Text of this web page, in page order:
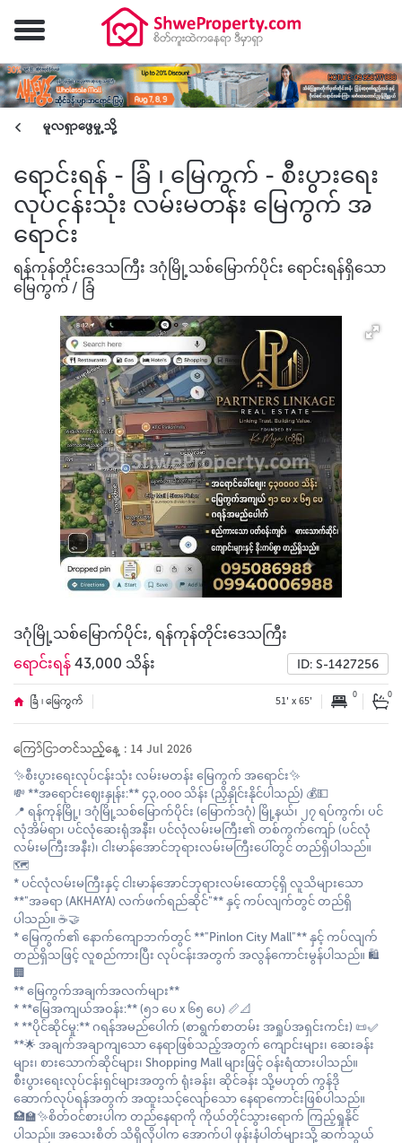
ရောင်းရန် - ခြံ ၊ မြေကွက် - စီးပွားရေး
လုပ်ငန်းသုံး လမ်းမတန်း မြေကွက် အ
ရောင်း
ရန်ကုန်တိုင်းဒေသကြီး ဒဂုံမြို့သစ်မြောက်ပိုင်း ရောင်းရန်ရှိသော
မြေကွက် / ခြံ
မူလရှာဖွေမှု့သို့
ဒဂုံမြို့သစ်မြောက်ပိုင်း, ရန်ကုန်တိုင်းဒေသကြီး
ရောင်းရန် 43,000 သိန်း ID: S-1427256
ခြံ ၊ မြေကွက် 51' x 65' 0 0
ကြော်ငြာတင်သည့်နေ့ : 14 Jul 2026
✨စီးပွားရေးလုပ်ငန်းသုံး လမ်းမတန်း မြေကွက် အရောင်း✨
💸 **အရောင်းဈေးနှုန်း:** ၄၃,၀၀၀ သိန်း (ညှိနှိုင်းနိုင်ပါသည်) 💰💵
📍 ရန်ကုန်မြို့၊ ဒဂုံမြို့သစ်မြောက်ပိုင်း (မြောက်ဒဂုံ) မြို့နယ်၊ ၂၇ ရပ်ကွက်၊ ပင်
လုံအိမ်ရာ၊ ပင်လုံဆေးရုံအနီး၊ ပင်လုံလမ်းမကြီး၏ တစ်ကွက်ကျော် (ပင်လုံ
လမ်းမကြီးအနီး)၊ ငါးမာန်အောင်ဘုရားလမ်းမကြီးပေါ်တွင် တည်ရှိပါသည်။
🗺️
* ပင်လုံလမ်းမကြီးနှင့် ငါးမာန်အောင်ဘုရားလမ်းထောင့်ရှိ လူသိများသော
**"အခရာ (AKHAYA) လက်ဖက်ရည်ဆိုင်"** နှင့် ကပ်လျက်တွင် တည်ရှိ
ပါသည်။ ☕🤝
* မြေကွက်၏ နောက်ကျောဘက်တွင် **"Pinlon City Mall"** နှင့် ကပ်လျက်
တည်ရှိသဖြင့် လူစည်ကားပြီး လုပ်ငန်းအတွက် အလွန်ကောင်းမွန်ပါသည်။ 🛍️
🏢
** မြေကွက်အချက်အလက်များ**
* **မြေအကျယ်အဝန်း:** (၅၁ ပေ x ၆၅ ပေ) 📏📐
* **ပိုင်ဆိုင်မှု:** ဂရန်အမည်ပေါက် (စာရွက်စာတမ်း အရှုပ်အရှင်းကင်း) 📜✅
**🌟 အချက်အချာကျသော နေရာဖြစ်သည့်အတွက် ကျောင်းများ၊ ဆေးခန်း
များ၊ စားသောက်ဆိုင်များ၊ Shopping Mall များဖြင့် ဝန်းရံထားပါသည်။
စီးပွားရေးလုပ်ငန်းရှင်များအတွက် ရုံးခန်း၊ ဆိုင်ခန်း သို့မဟုတ် ကွန်ဒို
ဆောက်လုပ်ရန်အတွက် အထူးသင့်လျော်သော နေရာကောင်းဖြစ်ပါသည်။
🏥🏫✨စိတ်ဝင်စားပါက တည်နေရာကို ကိုယ်တိုင်သွားရောက် ကြည့်ရှုနိုင်
ပါသည်။ အသေးစိတ် သိရှိလိုပါက အောက်ပါ ဖုန်းနံပါတ်များသို့ ဆက်သွယ်